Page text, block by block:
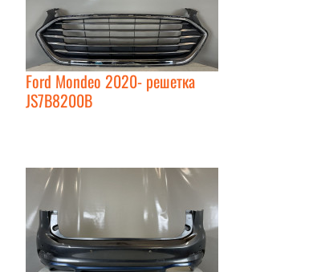
Ford Mondeo 2020- решетка
JS7B8200B